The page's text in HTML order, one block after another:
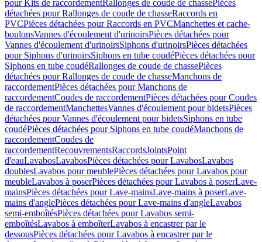
pour Kits de raccordementRallonges de coude de chassePièces
détachées pour Rallonges de coude de chasseRaccords en
PVCPièces détachées pour Raccords en PVCManchettes et cache-
boulonsVannes d'écoulement d'urinoirsPièces détachées pour
Vannes d'écoulement d'urinoirsSiphons d'urinoirsPièces détachées
pour Siphons d'urinoirsSiphons en tube coudéPièces détachées pour
Siphons en tube coudéRallonges de coude de chassePièces
détachées pour Rallonges de coude de chasseManchons de
raccordementPièces détachées pour Manchons de
raccordementCoudes de raccordementPièces détachées pour Coudes
de raccordementManchettesVannes d'écoulement pour bidetsPièces
détachées pour Vannes d'écoulement pour bidetsSiphons en tube
coudéPièces détachées pour Siphons en tube coudéManchons de
raccordementCoudes de
raccordementRecouvrementsRaccordsJointsPoint
d'eauLavabosLavabosPièces détachées pour LavabosLavabos
doublesLavabos pour meublePièces détachées pour Lavabos pour
meubleLavabos à poserPièces détachées pour Lavabos à poserLave-
mainsPièces détachées pour Lave-mainsLave-mains à poserLave-
mains d'anglePièces détachées pour Lave-mains d'angleLavabos
semi-emboîtésPièces détachées pour Lavabos semi-
emboîtésLavabos à emboîterLavabos à encastrer par le
dessousPièces détachées pour Lavabos à encastrer par le